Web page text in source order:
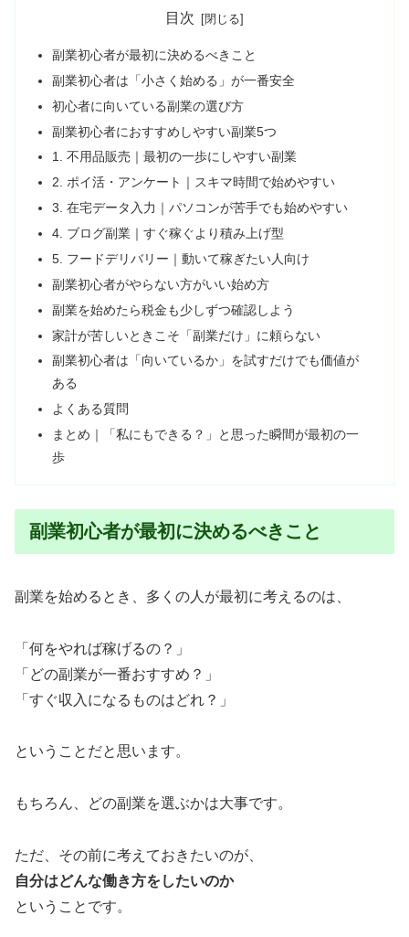
目次
副業初心者が最初に決めるべきこと
副業初心者は「小さく始める」が一番安全
初心者に向いている副業の選び方
副業初心者におすすめしやすい副業5つ
1. 不用品販売｜最初の一歩にしやすい副業
2. ポイ活・アンケート｜スキマ時間で始めやすい
3. 在宅データ入力｜パソコンが苦手でも始めやすい
4. ブログ副業｜すぐ稼ぐより積み上げ型
5. フードデリバリー｜動いて稼ぎたい人向け
副業初心者がやらない方がいい始め方
副業を始めたら税金も少しずつ確認しよう
家計が苦しいときこそ「副業だけ」に頼らない
副業初心者は「向いているか」を試すだけでも価値が
ある
よくある質問
まとめ｜「私にもできる？」と思った瞬間が最初の一
歩
副業初心者が最初に決めるべきこと
副業を始めるとき、多くの人が最初に考えるのは、
「何をやれば稼げるの？」
「どの副業が一番おすすめ？」
「すぐ収入になるものはどれ？」
ということだと思います。
もちろん、どの副業を選ぶかは大事です。
ただ、その前に考えておきたいのが、
自分はどんな働き方をしたいのか
ということです。